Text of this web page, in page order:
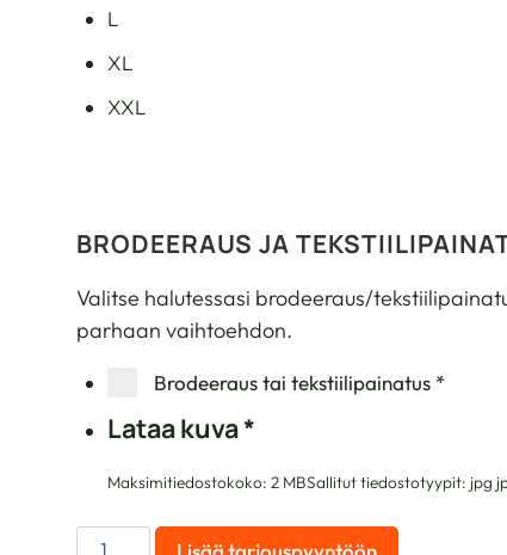
L
XL
XXL
BRODEERAUS JA
Valitse halutessasi brodeeraus/
parhaan vaihtoehdon.
Brodeeraus tai tekstiilipainatus*
Lataa kuva*
Maksimitiedostokoko: 2 MBSallitut tiedostotyypit: jpg
NAISTEN